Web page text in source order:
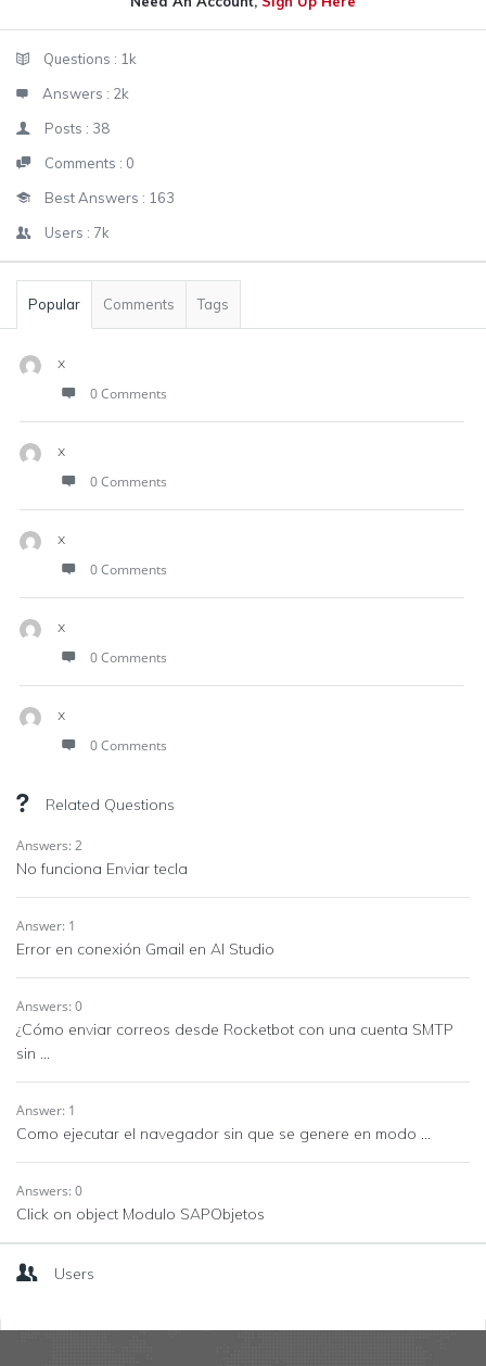
StatsQuestions : 1k
Answers : 2k
Posts : 38
Comments : 0
Best Answers : 163
Users : 7k
Popular Comments Tags
x
0 Comments
x
0 Comments
x
0 Comments
x
0 Comments
x
0 Comments
Related Questions
Answers: 2
No funciona Enviar tecla
Answer: 1
Error en conexión Gmail en AI Studio
Answers: 0
¿Cómo enviar correos desde Rocketbot con una cuenta SMTP
sin ...
Answer: 1
Como ejecutar el navegador sin que se genere en modo ...
Answers: 0
Click on object Modulo SAPObjetos
Users